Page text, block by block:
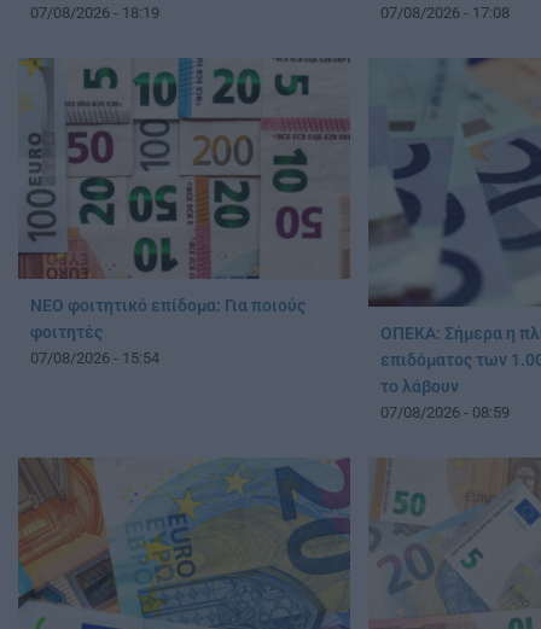
07/08/2026 - 18:19 07/08/2026 - 17:08
ΝΕΟ φοιτητικό επίδομα: Για ποιούς
φοιτητές
07/08/2026 - 15:54
ΟΠΕΚΑ: Σήμερα η
επιδόματος των
το λάβουν
07/08/2026 - 08:59